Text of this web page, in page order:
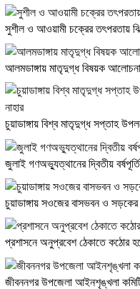
সুশীল ও আওয়ামী চক্রের তৎপরতায়
আলমডাঙ্গায় মাতৃদুগ্ধ বিষয়ক
চুয়াডাঙ্গায় বিশ্ব মাতৃদুগ্ধ সপ্তাহ
জুলাই গণঅভ্যুত্থানের দ্বিতীয়
চুয়াডাঙ্গায় সওজের বাসভবন ও সড়কের
প্রশাসনে অনুপ্রবেশ ঠেকাতে কঠোর
জীবননগর উপজেলা আইনশৃঙ্খলা